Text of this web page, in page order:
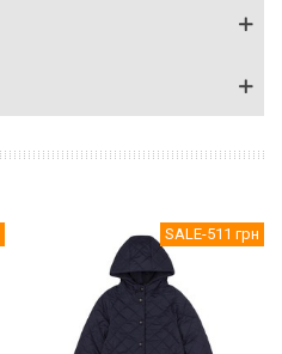
SALE-511 грн